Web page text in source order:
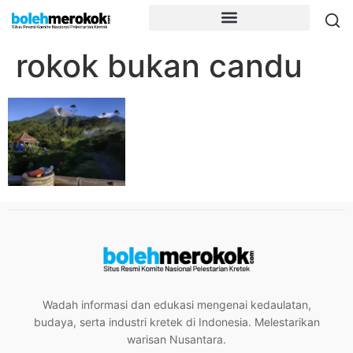
rokok bukan candu
Wadah informasi dan edukasi mengenai kedaulatan,
budaya, serta industri kretek di Indonesia. Melestarikan
warisan Nusantara.